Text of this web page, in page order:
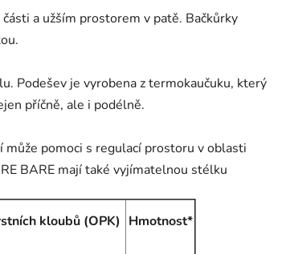
a užším prostorem v patě. Bačkůrky
Podešev je vyrobena z termokaučuku, který
příčně, ale i podélně.
pomoci s regulací prostoru v oblasti
BARE mají také vyjímatelnou stélku
kloubů (OPK) Hmotnost*